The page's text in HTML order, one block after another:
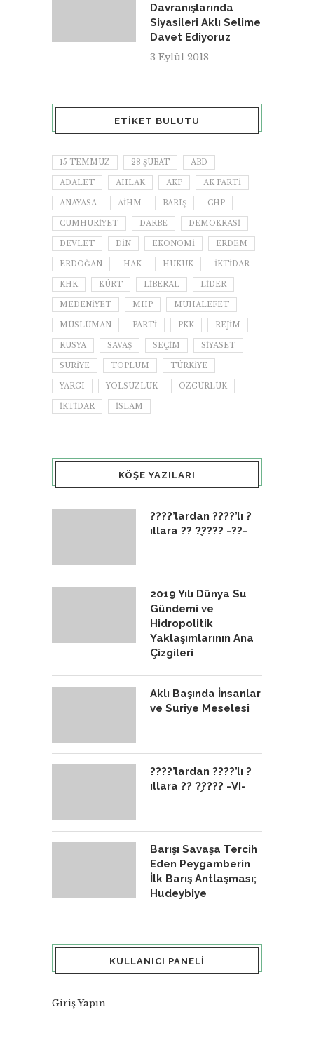
Davranışlarında
Siyasileri Aklı Selime
Davet Ediyoruz
3 Eylül 2018
ETIKET BULUTU
15 TEMMUZ 28 ŞUBAT ABD
ADALET AHLAK AKP AK PARTI
ANAYASA AİHM BARIŞ CHP
CUMHURIYET DARBE DEMOKRASI
DEVLET DIN EKONOMI ERDEM
ERDOĞAN HAK HUKUK IKTIDAR
KHK KÜRT LIBERAL LIDER
MEDENIYET MHP MUHALEFET
MÜSLÜMAN PARTI PKK REJIM
RUSYA SAVAŞ SEÇIM SIYASET
SURIYE TOPLUM TÜRKIYE
YARGI YOLSUZLUK ÖZGÜRLÜK
İKTIDAR İSLAM
KÖŞE YAZILARI
????’lardan ????’lı ?
ıllara ?? ?̧???? -??-
2019 Yılı Dünya Su
Gündemi ve
Hidropolitik
Yaklaşımlarının Ana
Çizgileri
Aklı Başında İnsanlar
ve Suriye Meselesi
????’lardan ????’lı ?
ıllara ?? ?̧???? -VI-
Barışı Savaşa Tercih
Eden Peygamberin
İlk Barış Antlaşması;
Hudeybiye
KULLANICI PANELI
Giriş Yapın